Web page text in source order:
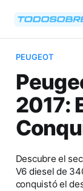
PEUGEOT
2017:
Descubre el
V6 diesel de
conquistó el